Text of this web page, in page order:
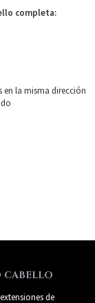
completa:
en la misma dirección
CABELLO
de